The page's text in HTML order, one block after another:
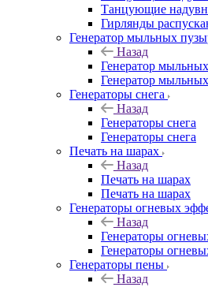
Танцующие
Гирлянды
Генератор мыльных
Назад
Генератор
Генератор
Генераторы снега
Назад
Генераторы снега
Генераторы снега
Печать на шарах
Назад
Печать на шарах
Печать на шарах
Генераторы огневых
Назад
Генераторы
Генераторы
Генераторы пены
Назад